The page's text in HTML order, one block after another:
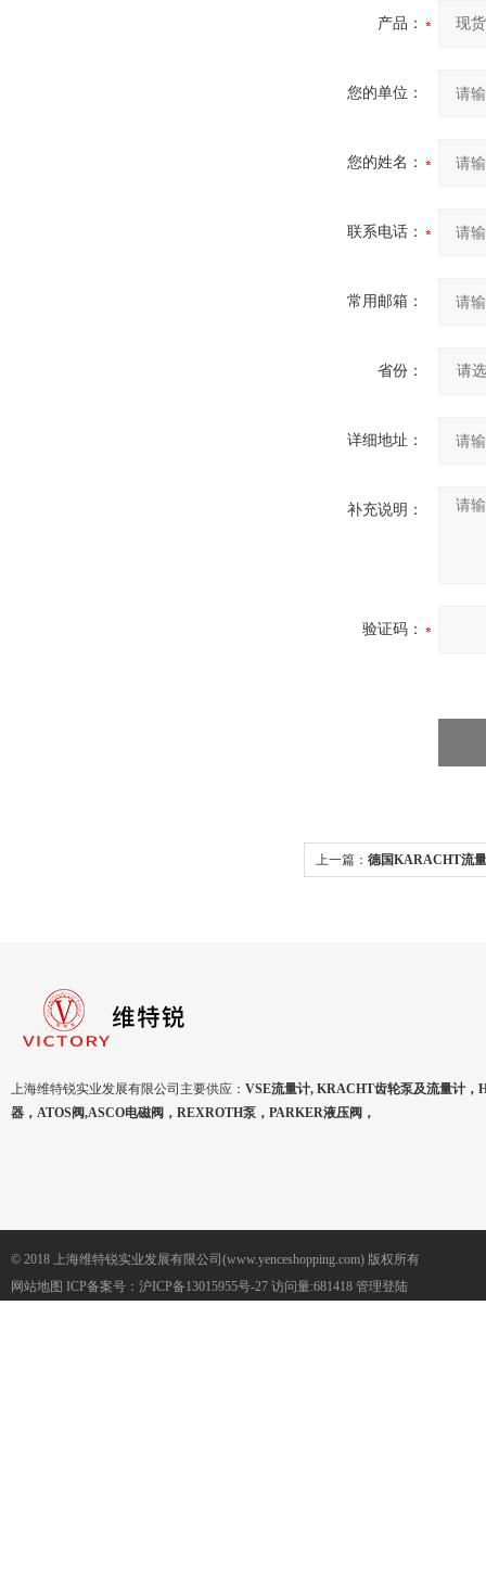
产品：
您的单位：
您的姓名：
联系电话：
常用邮箱：
省份：
详细地址：
补充说明：
验证码：
上一篇： 德国KARACHT流
上海维特锐实业发展有限公司主要供应： VSE流量计, KRACHT齿轮泵及流量计，
器，ATOS阀,ASCO电磁阀，REXROTH泵，PARKER液压阀，
© 2018 上海维特锐实业发展有限公司(www.yenceshopping.com) 版权所有
网站地图 ICP备案号： 沪ICP备13015955号-27 访问量:681418 管理登陆